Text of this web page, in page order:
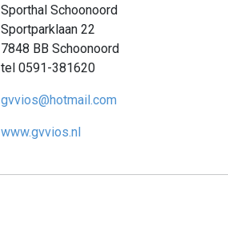
Sporthal Schoonoord
Sportparklaan 22
7848 BB Schoonoord
tel 0591-381620
gvvios@hotmail.com
www.gvvios.nl